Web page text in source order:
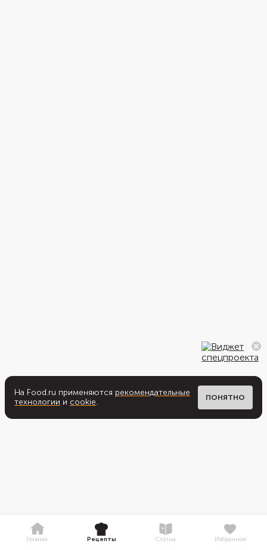
На Food.ru применяются рекомендательные
технологии и cookie. ПОНЯТНО
Главная Рецепты Статьи Избранное